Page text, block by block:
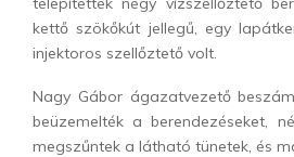
kettő szökőkút jellegű, egy
injektoros szellőztető volt.
Nagy Gábor ágazatvezető
beüzemelték a berendezéseket,
megszűntek a látható tünetek, és